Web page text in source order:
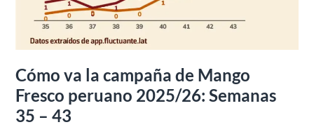
Cómo va la campaña de Mango
Fresco peruano 2025/26: Semanas
35 – 43